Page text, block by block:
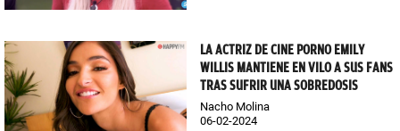
LA ACTRIZ DE CINE PORNO EMILY
WILLIS MANTIENE EN VILO A SUS FANS
TRAS SUFRIR UNA SOBREDOSIS
Nacho Molina
06-02-2024